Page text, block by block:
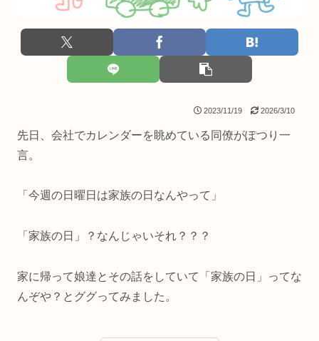
2023/11/19 2026/3/10
先日、会社でカレンダーを眺めている同僚がぽつり一
言。
「今週の日曜日は家族の日なんやって」
「家族の日」？なんじゃいそれ？？？
家に帰って娘達とその話をしていて「家族の日」ってな
んぞや？とググってみました。